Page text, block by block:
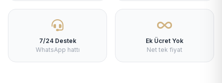
7/24 Destek
WhatsApp hattı
Ek Ücret Yok
Net tek fiyat